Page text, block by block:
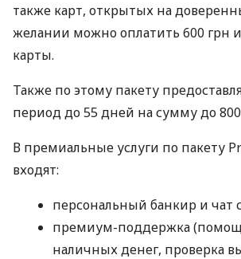
также карт, открытых на
желании можно оплатить 600 грн
карты.
Также по этому пакету
период до 55 дней на сумму до
В премиальные услуги по пакету
входят:
персональный банкир и чат
премиум-поддержка
наличных денег, проверка